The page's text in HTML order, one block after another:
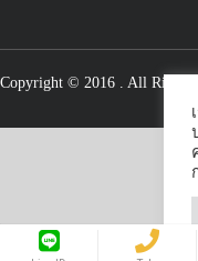
Copyright © 2016 . All Rights